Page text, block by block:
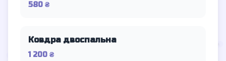
580 ₴
Ковдра двоспальна
1 200 ₴